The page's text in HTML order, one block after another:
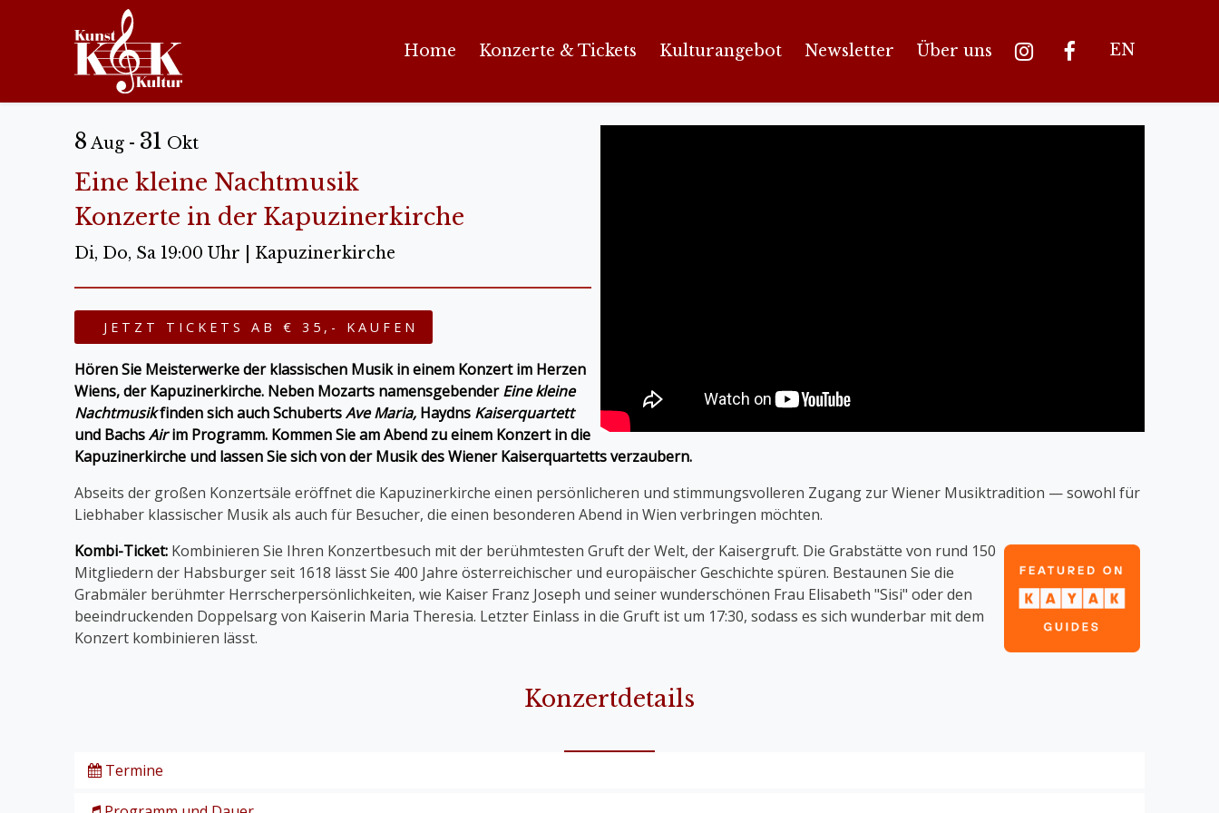
Home Konzerte & Tickets Kulturangebot Newsletter Über uns EN
8 Aug - 31 Okt
Eine kleine Nachtmusik
Konzerte in der Kapuzinerkirche
Di, Do, Sa 19:00 Uhr | Kapuzinerkirche
JETZT TICKETS AB € 35,- KAUFEN
Hören Sie Meisterwerke der klassischen Musik in einem Konzert im Herzen
Wiens,der Kapuzinerkirche. Neben Mozarts namensgebenderEine kleine
Nachtmusikfinden sich auch SchubertsAve Maria, Haydns Kaiserquartett
und BachsAirim Programm. Kommen Sie am Abend zu einem Konzert in die
Kapuzinerkirche und lassen Sie sichvon der Musikdes Wiener Kaiserquartetts verzaubern.
Abseits der großen Konzertsäle eröffnet die Kapuzinerkirche einen persönlicheren und stimmungsvolleren Zugang zur Wiener Musiktradition — sowohl für
Liebhaber klassischer Musik als auch für Besucher, die einen besonderen Abend in Wien verbringen möchten.
Kombi-Ticket: Kombinieren Sie Ihren Konzertbesuch mit der berühmtesten Gruft der Welt, der Kaisergruft. Die Grabstätte von rund 150
Mitgliedern der Habsburger seit 1618 lässt Sie 400 Jahre österreichischer und europäischer Geschichte spüren. Bestaunen Sie die
Grabmäler berühmter Herrscherpersönlichkeiten, wie Kaiser Franz Joseph und seiner wunderschönen Frau Elisabeth "Sisi" oder den
beeindruckenden Doppelsarg von Kaiserin Maria Theresia. Letzter Einlass in die Gruft ist um 17:30, sodass es sich wunderbar mit dem
Konzert kombinieren lässt.
Konzertdetails
Termine